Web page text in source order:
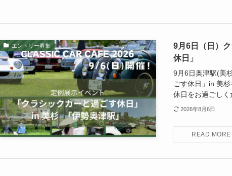
エントリー募集
9月6日（日）
休日」
9月6日奥津駅(美
ごす休日」in 美
休日をお過ごしく
2026年8月6日